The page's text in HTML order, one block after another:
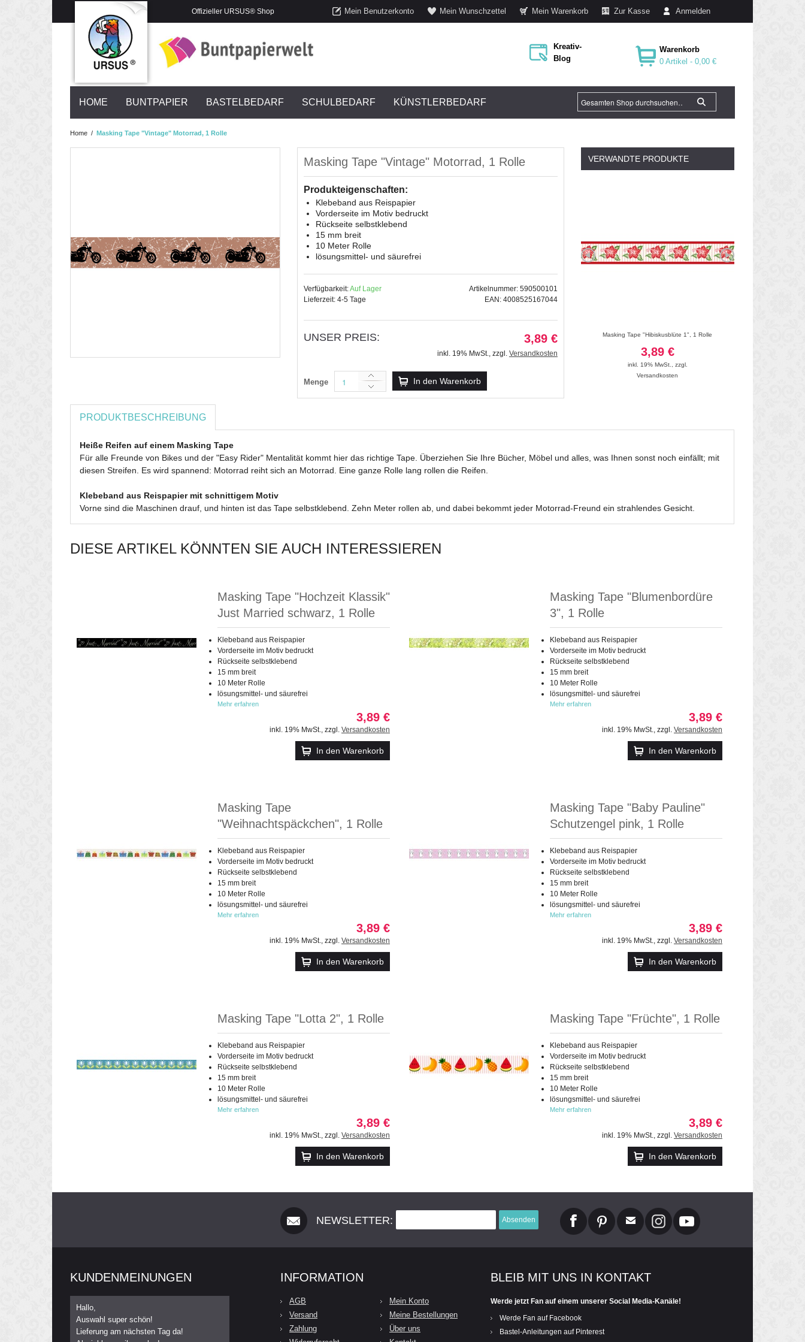
Offizieller URSUS® Shop Mein Benutzerkonto Mein Wunschzettel Mein Warenkorb Zur Kasse Anmelden
Kreativ-
Blog
Warenkorb
0 Artikel -0,00 €
HOME BUNTPAPIER BASTELBEDARF SCHULBEDARF KÜNSTLERBEDARF
Home / Masking Tape "Vintage" Motorrad, 1 Rolle
Masking Tape "Vintage" Motorrad, 1 Rolle
Produkteigenschaften:
Klebeband aus Reispapier
Vorderseite im Motiv bedruckt
Rückseite selbstklebend
15 mm breit
10 Meter Rolle
lösungsmittel- und säurefrei
Verfügbarkeit:Auf Lager
Lieferzeit: 4-5 Tage
Artikelnummer: 590500101
EAN: 4008525167044
UNSER PREIS: 3,89 €
inkl. 19% MwSt., zzgl. Versandkosten
Menge In den Warenkorb
VERWANDTE PRODUKTE
Masking Tape Fische, 4 Rollen, bunt
12,99 €
Masking Tape "Hibiskusblüte 1", 1 Rolle
3,89 €
inkl. 19% MwSt.
zzgl.
Versandkosten
PRODUKTBESCHREIBUNG
Heiße Reifen auf einem Masking Tape
Für alle Freunde von Bikes und der "Easy Rider" Mentalität kommt hier das richtige Tape. Überziehen Sie Ihre Bücher, Möbel und alles, was Ihnen sonst noch einfällt; mit
diesen Streifen. Es wird spannend: Motorrad reiht sich an Motorrad. Eine ganze Rolle lang rollen die Reifen.
Klebeband aus Reispapier mit schnittigem Motiv
Vorne sind die Maschinen drauf, und hinten ist das Tape selbstklebend. Zehn Meter rollen ab, und dabei bekommt jeder Motorrad-Freund ein strahlendes Gesicht.
DIESE ARTIKEL KÖNNTEN SIE AUCH INTERESSIEREN
Masking Tape "Hochzeit Klassik"
Just Married schwarz, 1 Rolle
Klebeband aus Reispapier
Vorderseite im Motiv bedruckt
Rückseite selbstklebend
15 mm breit
10 Meter Rolle
lösungsmittel- und säurefrei
Mehr erfahren
3,89 €
inkl. 19% MwSt., zzgl. Versandkosten
In den Warenkorb
Masking Tape "Blumenbordüre
3", 1 Rolle
Klebeband aus Reispapier
Vorderseite im Motiv bedruckt
Rückseite selbstklebend
15 mm breit
10 Meter Rolle
lösungsmittel- und säurefrei
Mehr erfahren
3,89 €
inkl. 19% MwSt., zzgl. Versandkosten
In den Warenkorb
Masking Tape
"Weihnachtspäckchen", 1 Rolle
Klebeband aus Reispapier
Vorderseite im Motiv bedruckt
Rückseite selbstklebend
15 mm breit
10 Meter Rolle
lösungsmittel- und säurefrei
Mehr erfahren
3,89 €
inkl. 19% MwSt., zzgl. Versandkosten
In den Warenkorb
Masking Tape "Baby Pauline"
Schutzengel pink, 1 Rolle
Klebeband aus Reispapier
Vorderseite im Motiv bedruckt
Rückseite selbstklebend
15 mm breit
10 Meter Rolle
lösungsmittel- und säurefrei
Mehr erfahren
3,89 €
inkl. 19% MwSt., zzgl. Versandkosten
In den Warenkorb
Masking Tape "Lotta 2", 1 Rolle
Klebeband aus Reispapier
Vorderseite im Motiv bedruckt
Rückseite selbstklebend
15 mm breit
10 Meter Rolle
lösungsmittel- und säurefrei
Mehr erfahren
3,89 €
inkl. 19% MwSt., zzgl. Versandkosten
In den Warenkorb
Masking Tape "Früchte", 1 Rolle
Klebeband aus Reispapier
Vorderseite im Motiv bedruckt
Rückseite selbstklebend
15 mm breit
10 Meter Rolle
lösungsmittel- und säurefrei
Mehr erfahren
3,89 €
inkl. 19% MwSt., zzgl. Versandkosten
In den Warenkorb
NEWSLETTER: Absenden
KUNDENMEINUNGEN
Hallo,
Auswahl super schön!
Lieferung am nächsten Tag da!
INFORMATION
AGB
Versand
Zahlung
Mein Konto
Meine Bestellungen
Über uns
BLEIB MIT UNS IN KONTAKT
Werde jetzt Fan auf einem unserer Social Media-Kanäle!
Werde Fan auf Facebook
Bastel-Anleitungen auf Pinterest